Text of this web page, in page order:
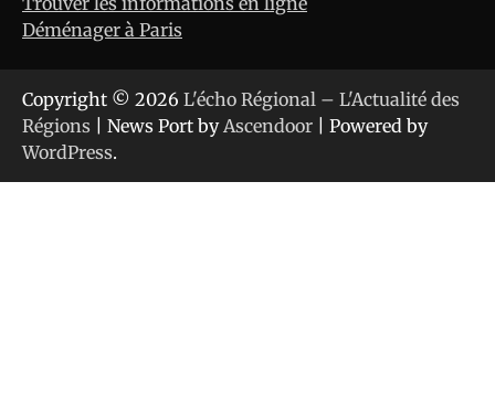
Déménager à Paris
Copyright © 2026 L'écho Régional – L'Actualité des
Régions | News Port byAscendoor | Powered by
WordPress.